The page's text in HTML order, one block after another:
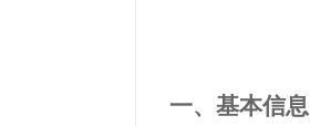
一、基本信息